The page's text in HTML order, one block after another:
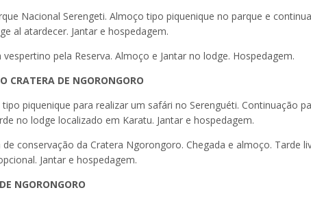
Nacional Serengeti. Almoço tipo piquenique no parque e
al atardecer. Jantar e hospedagem.
pela Reserva. Almoço e Jantar no lodge. Hospedagem.
CRATERA DE NGORONGORO
piquenique para realizar um safári no Serenguéti. Continuação
no lodge localizado em Karatu. Jantar e hospedagem.
de conservação da Cratera Ngorongoro. Chegada e almoço. Tarde
Jantar e hospedagem.
NGORONGORO